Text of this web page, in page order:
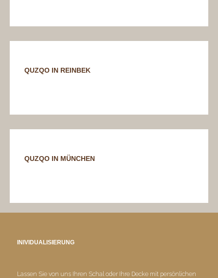
QUZQO IN REINBEK
QUZQO IN MÜNCHEN
INIVIDUALISIERUNG
Lassen Sie von uns Ihren Schal oder Ihre Decke mit persönlichen